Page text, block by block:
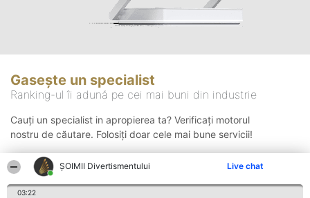
ŞOIMII Divertismentului Live chat
03:22
Gasește un specialist
Ranking-ul îi adună pe cei mai buni din industrie
Cauți un specialist in apropierea ta? Verificați motorul
nostru de căutare. Folosiți doar cele mai bune servicii!